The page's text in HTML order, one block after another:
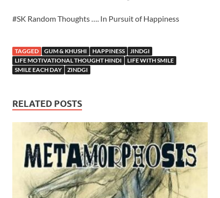
#SK Random Thoughts …. In Pursuit of Happiness
TAGGED GUM & KHUSHI HAPPINESS
JINDGI
LIFE MOTIVATIONAL THOUGHT HINDI
LIFE WITH SMILE
SMILE EACH DAY
ZINDGI
RELATED POSTS